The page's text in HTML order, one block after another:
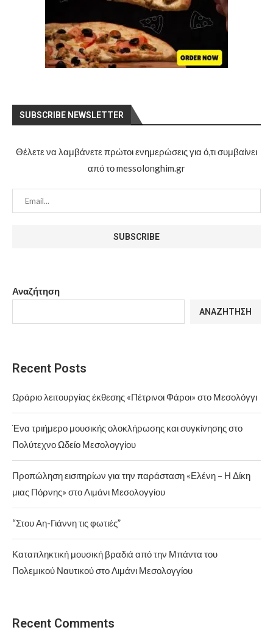
Αναζήτηση
ΑΝΑΖΉΤΗΣΗ
Recent Posts
Ωράριο λειτουργίας έκθεσης «Πέτρινοι Φάροι» στο Μεσολόγγι
Ένα τριήμερο μουσικής ολοκλήρωσης και συγκίνησης στο
Πολύτεχνο Ωδείο Μεσολογγίου
Προπώληση εισιτηρίων για την παράσταση «Ελένη – Η Δίκη
μιας Πόρνης» στο Λιμάνι Μεσολογγίου
“Στου Αη-Γιάννη τις φωτιές”
Καταπληκτική μουσική βραδιά από την Μπάντα του
Πολεμικού Ναυτικού στο Λιμάνι Μεσολογγίου
Recent Comments
SUBSCRIBE NEWSLETTER
Θέλετε να λαμβάνετε πρώτοι ενημερώσεις για ό,τι συμβαίνει
από το messolonghim.gr